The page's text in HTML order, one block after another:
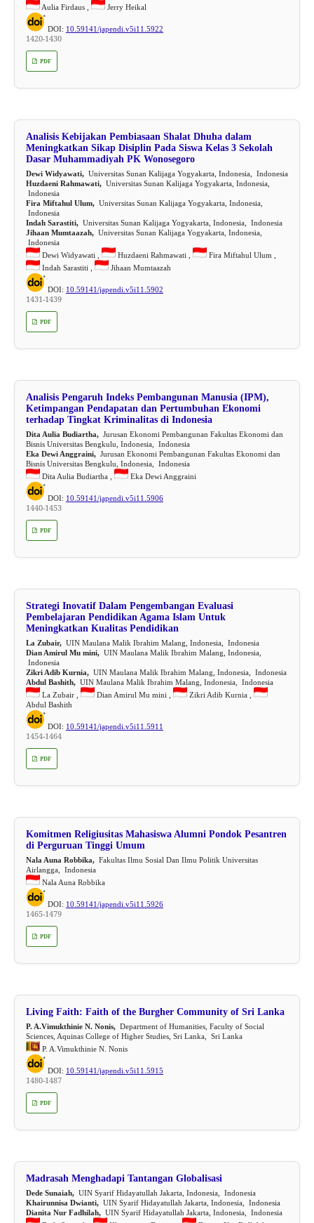
Aulia Firdaus ,
Jerry Heikal
DOI: 10.59141/japendi.v5i11.5922
1420-1430
PDF
Analisis Kebijakan Pembiasaan Shalat Dhuha dalam
Meningkatkan Sikap Disiplin Pada Siswa Kelas 3 Sekolah
Dasar Muhammadiyah PK Wonosegoro
Dewi Widyawati,Universitas Sunan Kalijaga Yogyakarta, Indonesia, Indonesia
Huzdaeni Rahmawati,Universitas Sunan Kalijaga Yogyakarta, Indonesia,
Indonesia
Fira Miftahul Ulum,Universitas Sunan Kalijaga Yogyakarta, Indonesia,
Indonesia
Indah Sarastiti,Universitas Sunan Kalijaga Yogyakarta, Indonesia, Indonesia
Jihaan Mumtaazah,Universitas Sunan Kalijaga Yogyakarta, Indonesia,
Indonesia
Dewi Widyawati ,
Huzdaeni Rahmawati ,
Fira Miftahul Ulum ,
Indah Sarastiti ,
Jihaan Mumtaazah
DOI: 10.59141/japendi.v5i11.5902
1431-1439
PDF
Analisis Pengaruh Indeks Pembangunan Manusia (IPM),
Ketimpangan Pendapatan dan Pertumbuhan Ekonomi
terhadap Tingkat Kriminalitas di Indonesia
Dita Aulia Budiartha,Jurusan Ekonomi Pembangunan Fakultas Ekonomi dan
Bisnis Universitas Bengkulu, Indonesia, Indonesia
Eka Dewi Anggraini,Jurusan Ekonomi Pembangunan Fakultas Ekonomi dan
Bisnis Universitas Bengkulu, Indonesia, Indonesia
Dita Aulia Budiartha ,
Eka Dewi Anggraini
DOI: 10.59141/japendi.v5i11.5906
1440-1453
PDF
Strategi Inovatif Dalam Pengembangan Evaluasi
Pembelajaran Pendidikan Agama Islam Untuk
Meningkatkan Kualitas Pendidikan
La Zubair,UIN Maulana Malik Ibrahim Malang, Indonesia, Indonesia
Dian Amirul Mu mini,UIN Maulana Malik Ibrahim Malang, Indonesia,
Indonesia
Zikri Adib Kurnia,UIN Maulana Malik Ibrahim Malang, Indonesia, Indonesia
Abdul Bashith,UIN Maulana Malik Ibrahim Malang, Indonesia, Indonesia
La Zubair ,
Dian Amirul Mu mini ,
Zikri Adib Kurnia ,
Abdul Bashith
DOI: 10.59141/japendi.v5i11.5911
1454-1464
PDF
Komitmen Religiusitas Mahasiswa Alumni Pondok Pesantren
di Perguruan Tinggi Umum
Nala Auna Robbika,Fakultas Ilmu Sosial Dan Ilmu Politik Universitas
Airlangga, Indonesia
Nala Auna Robbika
DOI: 10.59141/japendi.v5i11.5926
1465-1479
PDF
Living Faith: Faith of the Burgher Community of Sri Lanka
P. A.Vimukthinie N. Nonis,Department of Humanities, Faculty of Social
Sciences, Aquinas College of Higher Studies, Sri Lanka, Sri Lanka
P. A.Vimukthinie N. Nonis
DOI: 10.59141/japendi.v5i11.5915
1480-1487
PDF
Madrasah Menghadapi Tantangan Globalisasi
Dede Sunaiah,UIN Syarif Hidayatullah Jakarta, Indonesia, Indonesia
Khairunnisa Dwianti,UIN Syarif Hidayatullah Jakarta, Indonesia, Indonesia
Dianita Nur Fadhilah,UIN Syarif Hidayatullah Jakarta, Indonesia, Indonesia